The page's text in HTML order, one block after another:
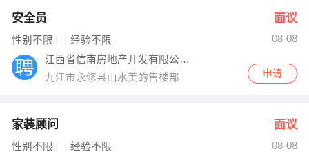
网络IT
快递员
收银员 技术员/工程师
出纳
安全员 面议
性别不限 经验不限
08-08
江西省信南房地产开发有限公司永修分公司
九江市永修县山水美的售楼部
申请
家装顾问 面议
性别不限 经验不限
08-08